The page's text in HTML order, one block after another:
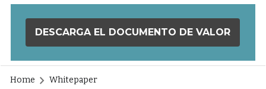
DESCARGA EL DOCUMENTO DE VALOR
Home Whitepaper